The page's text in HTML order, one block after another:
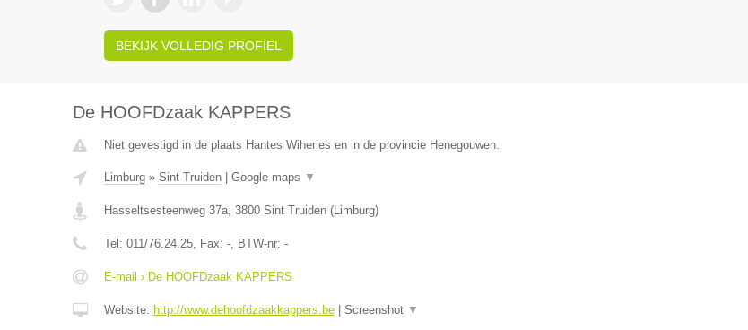
BEKIJK VOLLEDIG PROFIEL
De HOOFDzaak KAPPERS
Niet gevestigd in de plaats Hantes Wiheries en in de provincie Henegouwen.
Limburg» Sint Truiden| Google maps ▼
Hasseltsesteenweg 37a, 3800 Sint Truiden(Limburg)
Tel: 011/76.24.25, Fax: -, BTW-nr: -
E-mail › De HOOFDzaak KAPPERS
Website: http://www.dehoofdzaakkappers.be| Screenshot ▼